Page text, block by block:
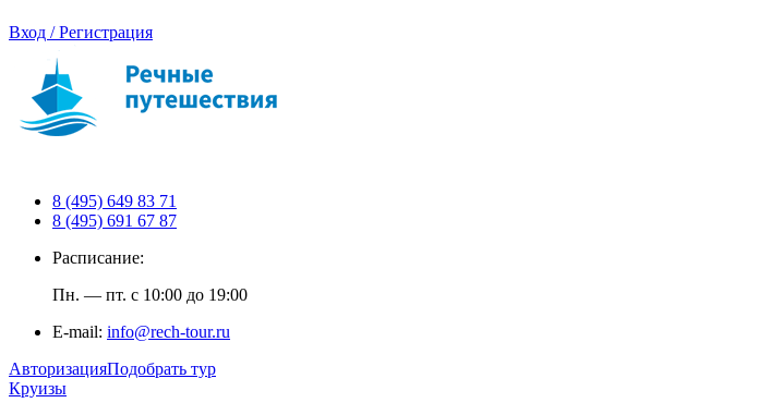
Вход / Регистрация
8 (495) 649 83 71
8 (495) 691 67 87
Расписание:
Пн. — пт. с 10:00 до 19:00
E-mail: info@rech-tour.ru
АвторизацияПодобрать тур
Круизы